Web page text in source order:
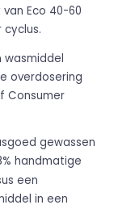
Eco 40-60
wasmiddel
overdosering
Consumer
gewassen
handmatige
een
in een